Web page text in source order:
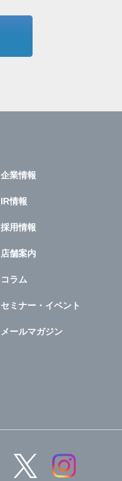
企業情報
IR情報
採用情報
店舗案内
コラム
セミナー・イベント
メールマガジン